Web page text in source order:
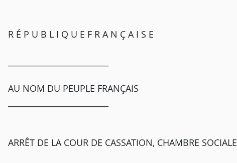
R É P U B L I Q U E F R A N Ç A I S E
AU NOM DU PEUPLE FRANÇAIS
ARRÊT DE LA COUR DE CASSATION, CHAMBRE